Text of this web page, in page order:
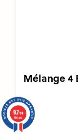
Mélange 4
9.7/10
696 avis